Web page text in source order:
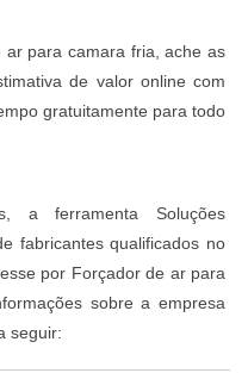
para camara fria, ache as
de valor online com
gratuitamente para todo
a ferramenta Soluções
fabricantes qualificados no
por Forçador de ar para
sobre a empresa
seguir: